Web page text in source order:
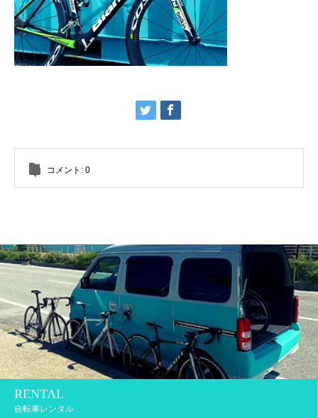
コメント: 0
RENTAL
自転車レンタル